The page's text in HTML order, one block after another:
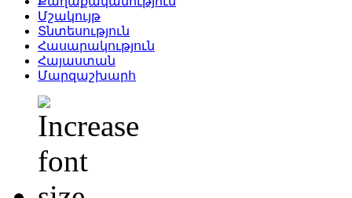
Մշակույթ
Տնտեսություն
Հասարակություն
Հայաստան
Մարզաշխարհ